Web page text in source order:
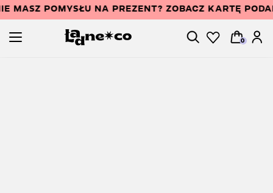
MASZ POMYSŁU NA PREZENT? ZOBACZ KARTĘ
0